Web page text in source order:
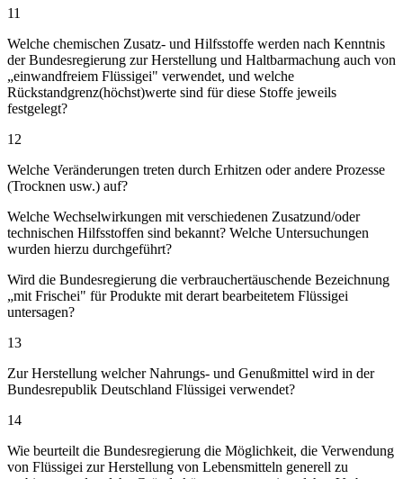
11
Welche chemischen Zusatz- und Hilfsstoffe werden nach Kenntnis
der Bundesregierung zur Herstellung und Haltbarmachung auch von
„einwandfreiem Flüssigei" verwendet, und welche
Rückstandgrenz(höchst)werte sind für diese Stoffe jeweils
festgelegt?
12
Welche Veränderungen treten durch Erhitzen oder andere Prozesse
(Trocknen usw.) auf?
Welche Wechselwirkungen mit verschiedenen Zusatzund/oder
technischen Hilfsstoffen sind bekannt? Welche Untersuchungen
wurden hierzu durchgeführt?
Wird die Bundesregierung die verbrauchertäuschende Bezeichnung
„mit Frischei" für Produkte mit derart bearbeitetem Flüssigei
untersagen?
13
Zur Herstellung welcher Nahrungs- und Genußmittel wird in der
Bundesrepublik Deutschland Flüssigei verwendet?
14
Wie beurteilt die Bundesregierung die Möglichkeit, die Verwendung
von Flüssigei zur Herstellung von Lebensmitteln generell zu